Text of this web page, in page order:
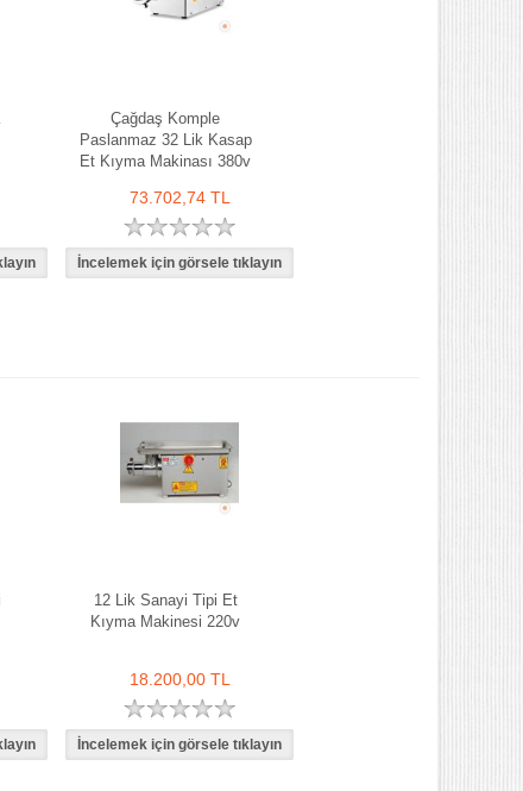
Çağdaş Komple
Paslanmaz 32 Lik Kasap
Et Kıyma Makinası 380v
73.702,74 TL
12 Lik Sanayi Tipi Et
Kıyma Makinesi 220v
18.200,00 TL